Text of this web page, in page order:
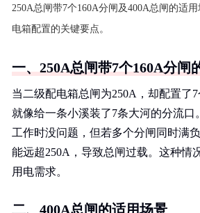
250A总闸带7个160A分闸及400A总闸的适
电箱配置的关键要点。
一、250A总闸带7个160A分闸
当二级配电箱总闸为250A，却配置了
就像给一条小溪装了7条大河的分流口
工作时没问题，但若多个分闸同时满
能远超250A，导致总闸过载。这种情
用电需求。
二、400A总闸的适用场景